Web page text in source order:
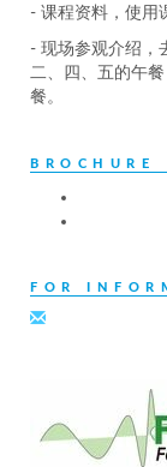
- 课程资料，使用
- 现场参观介绍，
二、四、五的午
餐。
BROCHURE
FOR